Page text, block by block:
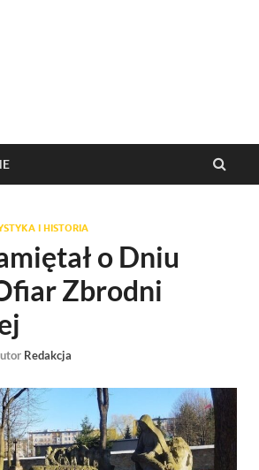
I HISTORIA
o Dniu
Zbrodni
Redakcja